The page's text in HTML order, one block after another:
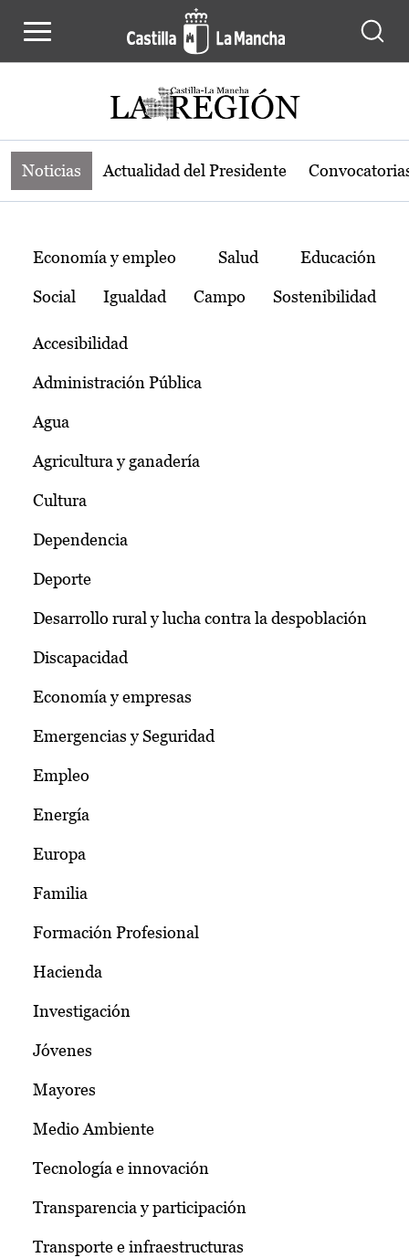
Noticias de la región de Castilla-La
Noticias Actualidad del Presidente
Temas
Economía y empleo Salud Educación
Social Igualdad Campo Sostenibilidad
Accesibilidad
Administración Pública
Agua
Agricultura y ganadería
Cultura
Dependencia
Deporte
Desarrollo rural y lucha contra la despoblación
Discapacidad
Economía y empresas
Emergencias y Seguridad
Empleo
Energía
Europa
Familia
Formación Profesional
Hacienda
Investigación
Jóvenes
Mayores
Medio Ambiente
Tecnología e innovación
Transparencia y participación
Transporte e infraestructuras